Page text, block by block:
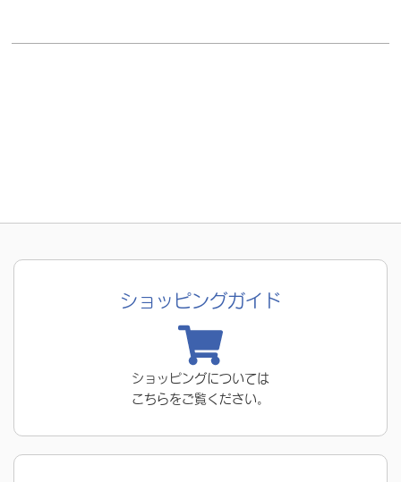
ショッピングガイド
ショッピングについては
こちらをご覧ください。